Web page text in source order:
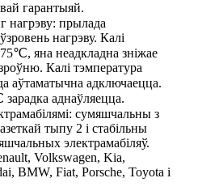
гарантыяй.
нагрэву: прылада
нагрэву. Калі
яна неадкладна зніжае
Калі тэмпература
адключаецца.
аднаўляецца.
сумяшчальны з
тыпу 2 і стабільны
электрамабіляў.
Volkswagen, Kia,
BMW, Fiat, Porsche, Toyota і